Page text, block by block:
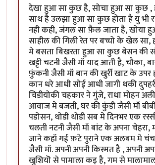
देखा हुआ सा कुछ है, सोचा हुआ सा कुछ ,
साथ है उलझा हुआ सा कुछ होता है यु भी
नही कही, जंगल सा फ़ैल जाता है, खोया
साहील की गिली रेत पर बच्चो के खेल
मे बसता बिखरता हुआ सा कुछ बेसन की
खट्टी चटनी जैसी मॉ याद आती है, चौका,
फ़ुंकनी जैसी मॉ बान की खुर्री खाट के
कान धरे आधी सोई आधी जागी थकी
चिडीयोकी चहकार ने गुंजे, राधा मोहन
आवाज मे बजती, घर की कुंडी जैसी मॉ
पडोसन, थोडी थोडी सब मे दिनभर एक
चलती नटनी जैसी मॉ बांट के अपना
जाने कहॉ गई फ़टे पुराने एक अलबम मे
जैसी मॉ. अपनी अपनी किस्मत है , अपनी
खुशियॊ से पामाला कइ है, गम से